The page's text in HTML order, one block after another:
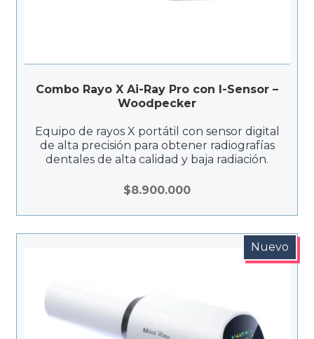
Combo Rayo X Ai-Ray Pro con I-Sensor –
Woodpecker
Equipo de rayos X portátil con sensor digital
de alta precisión para obtener radiografías
dentales de alta calidad y baja radiación.
$8.900.000
Nuevo